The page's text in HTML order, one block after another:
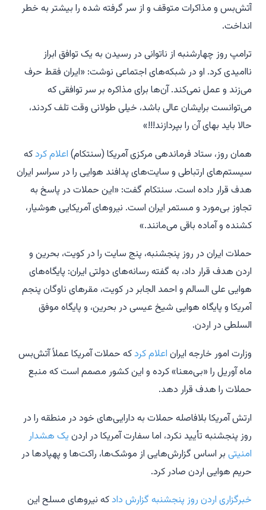
آتش‌بس و مذاکرات متوقف و از سر گرفته شده را بیشتر به خطر
انداخت.
ترامپ روز چهارشنبه از ناتوانی در رسیدن به یک توافق ابراز
ناامیدی کرد. او در شبکه‌های اجتماعی نوشت: «ایران فقط حرف
می‌زند و عمل نمی‌کند. آن‌ها برای مذاکره بر سر توافقی که
می‌توانست برایشان عالی باشد، خیلی طولانی وقت تلف کردند،
حالا باید بهای آن را بپردازند!!!»
همان روز، ستاد فرماندهی مرکزی آمریکا (سنتکام) اعلام کردکه
سیستم‌های ارتباطی و سایت‌های پدافند هوایی را در سراسر ایران
هدف قرار داده است. سنتکام گفت: «این حملات در پاسخ به
تجاوز بی‌مورد و مستمر ایران است. نیروهای آمریکایی هوشیار،
کشنده و آماده باقی می‌مانند.»
حملات ایران در روز پنجشنبه، پنج سایت را در کویت، بحرین و
اردن هدف قرار داد، به گفته رسانه‌های دولتی ایران: پایگاه‌های
هوایی علی السالم و احمد الجابر در کویت، مقرهای ناوگان پنجم
آمریکا و پایگاه هوایی شیخ عیسی در بحرین، و پایگاه موفق
السلطی در اردن.
وزارت امور خارجه ایران اعلام کردکه حملات آمریکا عملاً آتش‌بس
ماه آوریل را «بی‌معنا» کرده و این کشور مصمم است که منبع
حملات را هدف قرار دهد.
ارتش آمریکا بلافاصله حملات به دارایی‌های خود در منطقه را در
روز پنجشنبه تأیید نکرد، اما سفارت آمریکا در اردن یک هشدار
امنیتی بر اساس گزارش‌هایی از موشک‌ها، راکت‌ها و پهپادها در
حریم هوایی اردن صادر کرد.
خبرگزاری اردن روز پنجشنبه گزارش دادکه نیروهای مسلح این